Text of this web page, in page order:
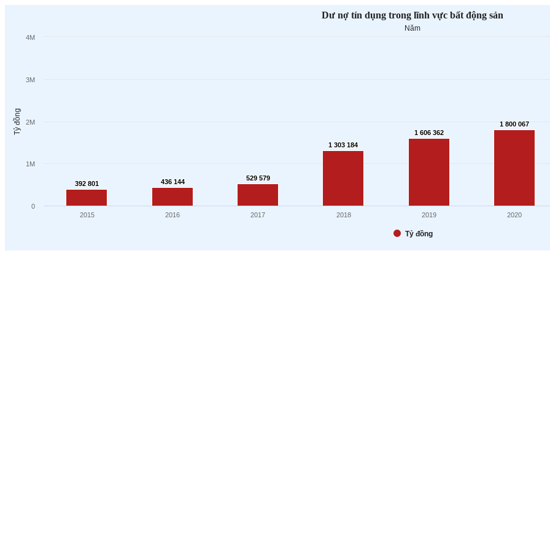
Tỷ đồng
Dư nợ tín dụng trong lĩnh vực bất động sản
Năm
392 801
392 801 436 144
436 144 529 579
529 579
1 303 184
1 303 184
1 606 362
1 606 362
1 800 067
1 800 067
Tỷ đồng
2015 2016 2017 2018 2019 2020
0
1M
2M
3M
4M